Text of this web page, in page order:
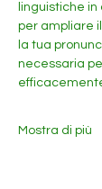
linguistiche in
per ampliare
la tua
necessaria
Mostra di più